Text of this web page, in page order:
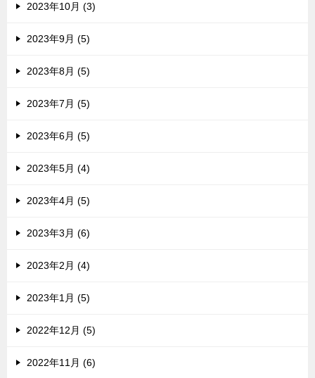
2023年10月 (3)
2023年9月 (5)
2023年8月 (5)
2023年7月 (5)
2023年6月 (5)
2023年5月 (4)
2023年4月 (5)
2023年3月 (6)
2023年2月 (4)
2023年1月 (5)
2022年12月 (5)
2022年11月 (6)